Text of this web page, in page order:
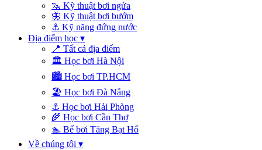
🦦 Kỹ thuật bơi ngửa
🦋 Kỹ thuật bơi bướm
⚓ Kỹ năng đứng nước
Địa điểm học ▾
📍 Tất cả địa điểm
🏛️ Học bơi Hà Nội
🏙️ Học bơi TP.HCM
🏖️ Học bơi Đà Nẵng
⚓ Học bơi Hải Phòng
🌾 Học bơi Cần Thơ
🏊 Bể bơi Tăng Bạt Hổ
Về chúng tôi ▾